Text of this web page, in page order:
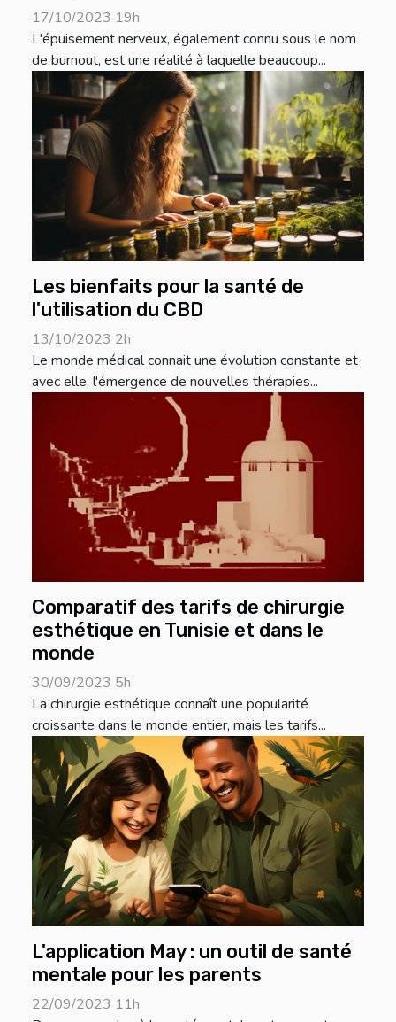
17/10/2023 19h
L'épuisement nerveux, également connu sous le nom
de burnout, est une réalité à laquelle beaucoup...
Les bienfaits pour la santé de
l'utilisation du CBD
13/10/2023 2h
Le monde médical connait une évolution constante et
avec elle, l'émergence de nouvelles thérapies...
Comparatif des tarifs de chirurgie
esthétique en Tunisie et dans le
monde
30/09/2023 5h
La chirurgie esthétique connaît une popularité
croissante dans le monde entier, mais les tarifs...
L'application May : un outil de santé
mentale pour les parents
22/09/2023 11h